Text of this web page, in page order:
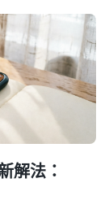
解法：